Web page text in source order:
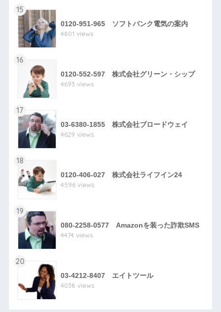
15
0120-951-965 ソフトバンク電気の案内
4801 views
16
0120-552-597 株式会社グリーン・シップ
4693 views
17
03-6380-1855 株式会社ブロードウェイ
4629 views
18
0120-406-027 株式会社ライフイン24
4596 views
19
080-2258-0577 Amazonを装った詐欺SMS
4474 views
20
03-4212-8407 エイトツール
4038 views